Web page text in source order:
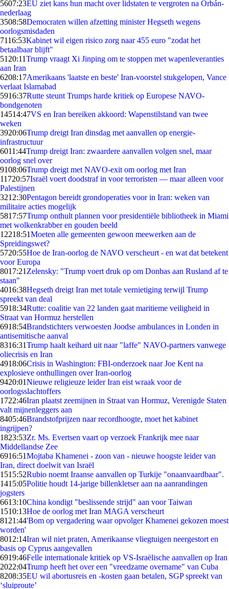
5607:23EU ziet kans hun macht over lidstaten te vergroten na Orbán-
nederlaag
3508:58Democraten willen afzetting minister Hegseth wegens
oorlogsmisdaden
7116:53Kabinet wil eigen risico zorg naar 455 euro "zodat het
betaalbaar blijft"
51 20:11Trump vraagt Xi Jinping om te stoppen met wapenleveranties
aan Iran
6208:17Amerikaans 'laatste en beste' Iran-voorstel stukgelopen, Vance
verlaat Islamabad
5916:37Rutte steunt Trumps harde kritiek op Europese NAVO-
bondgenoten
14514:47VS en Iran bereiken akkoord: Wapenstilstand van twee
weken
3920:06Trump dreigt Iran dinsdag met aanvallen op energie-
infrastructuur
6011:44Trump dreigt Iran: zwaardere aanvallen volgen snel, maar
oorlog snel over
9108:06Trump dreigt met NAVO-exit om oorlog met Iran
11720:57Israël voert doodstraf in voor terroristen — maar alleen voor
Palestijnen
3212:30Pentagon bereidt grondoperaties voor in Iran: weken van
militaire acties mogelijk
5817:57Trump onthult plannen voor presidentiële bibliotheek in Miami
met wolkenkrabber en gouden beeld
12218:51Moeten alle gemeenten gewoon meewerken aan de
Spreidingswet?
5720:55Hoe de Iran-oorlog de NAVO verscheurt - en wat dat betekent
voor Europa
8017:21 Zelensky: "Trump voert druk op om Donbas aan Rusland af te
staan"
4016:38Hegseth dreigt Iran met totale vernietiging terwijl Trump
spreekt van deal
5918:34Rutte: coalitie van 22 landen gaat maritieme veiligheid in
Straat van Hormuz herstellen
6918:54Brandstichters verwoesten Joodse ambulances in Londen in
antisemitische aanval
8316:31Trump haalt keihard uit naar "laffe" NAVO-partners vanwege
oliecrisis en Iran
4918:06Crisis in Washington: FBI-onderzoek naar Joe Kent na
explosieve onthullingen over Iran-oorlog
9420:01Nieuwe religieuze leider Iran eist wraak voor de
oorlogsslachtoffers
1722:46Iran plaatst zeemijnen in Straat van Hormuz, Verenigde Staten
valt mijnenleggers aan
8405:46Brandstofprijzen naar recordhoogte, moet het kabinet
ingrijpen?
1823:53Zr. Ms. Evertsen vaart op verzoek Frankrijk mee naar
Middellandse Zee
6916:51Mojtaba Khamenei - zoon van - nieuwe hoogste leider van
Iran, direct doelwit van Israël
1515:52Rubio noemt Iraanse aanvallen op Turkije "onaanvaardbaar".
1415:05Politie houdt 14-jarige billenkletser aan na aanrandingen
jogsters
6613:10China kondigt "beslissende strijd" aan voor Taiwan
1510:13Hoe de oorlog met Iran MAGA verscheurt
81 21:44'Bom op vergadering waar opvolger Khamenei gekozen moest
worden'
8012:14Iran wil niet praten, Amerikaanse vliegtuigen neergestort en
basis op Cyprus aangevallen
6919:46Felle internationale kritiek op VS-Israëlische aanvallen op Iran
2022:04Trump heeft het over een "vreedzame overname" van Cuba
8208:35EU wil abortusreis en -kosten gaan betalen, SGP spreekt van
‘sluiproute’